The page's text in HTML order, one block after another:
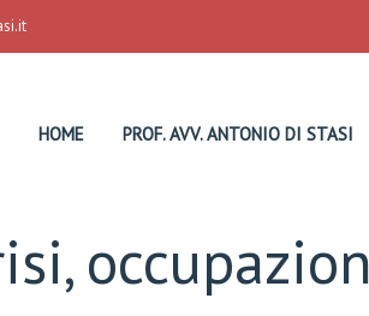
HOME PROF. AVV. ANTONIO DI STASI